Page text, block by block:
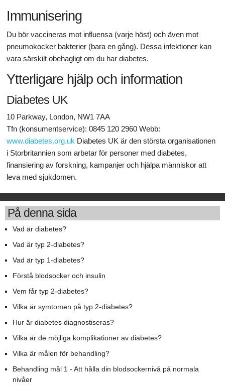
Immunisering
Du bör vaccineras mot influensa (varje höst) och även mot
pneumokocker bakterier (bara en gång). Dessa infektioner kan
vara särskilt obehagligt om du har diabetes.
Ytterligare hjälp och information
Diabetes UK
10 Parkway, London, NW1 7AA
Tfn (konsumentservice): 0845 120 2960 Webb:
www.diabetes.org.uk Diabetes UK är den största organisationen
i Storbritannien som arbetar för personer med diabetes,
finansiering av forskning, kampanjer och hjälpa människor att
leva med sjukdomen.
På denna sida
Vad är diabetes?
Vad är typ 2-diabetes?
Vad är typ 1-diabetes?
Förstå blodsocker och insulin
Vem får typ 2-diabetes?
Vilka är symtomen på typ 2-diabetes?
Hur är diabetes diagnostiseras?
Vilka är de möjliga komplikationer av diabetes?
Vilka är målen för behandling?
Behandling mål 1 - Att hålla din blodsockernivå på normala
nivåer